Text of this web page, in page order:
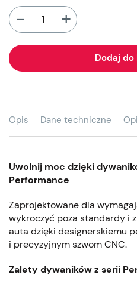
- +
Dodaj do
Opis Dane techniczne
Uwolnij moc dzięki
Performance
Zaprojektowane dla
wykroczyć poza standardy i
auta dzięki designerskiemu
i precyzyjnym szwom CNC.
Zalety dywaników z serii